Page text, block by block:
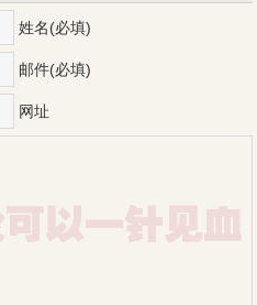
姓名(必填)
邮件(必填)
网址